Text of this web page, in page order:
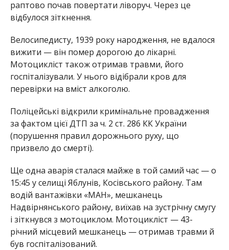
раптово почав повертати ліворуч. Через це
відбулося зіткнення.
Велосипедисту, 1939 року народження, не вдалося
вижити — він помер дорогою до лікарні.
Мотоцикліст також отримав травми, його
госпіталізували. У нього відібрали кров для
перевірки на вміст алкоголю.
Поліцейські відкрили кримінальне провадження
за фактом цієї ДТП за ч. 2 ст. 286 КК України
(порушення правил дорожнього руху, що
призвело до смерті).
Ще одна аварія сталася майже в той самий час — о
15:45 у селищі Яблунів, Косівського району. Там
водій вантажівки «МАН», мешканець
Надвірнянського району, виїхав на зустрічну смугу
і зіткнувся з мотоциклом. Мотоцикліст — 43-
річний місцевий мешканець — отримав травми й
був госпіталізований.